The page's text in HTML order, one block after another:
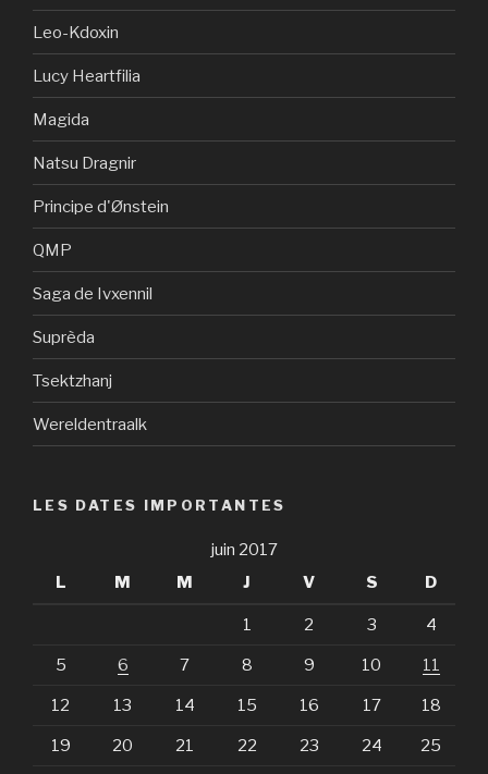
Leo-Kdoxin
Lucy Heartfilia
Magida
Natsu Dragnir
Principe d'Ønstein
QMP
Saga de Ivxennil
Suprèda
Tsektzhanj
Wereldentraalk
LES DATES IMPORTANTES
juin 2017
L
M M J V S D
1 2 3 4
5 6 7 8 9 10 11
12 13 14 15 16 17 18
19 20 21 22 23 24 25